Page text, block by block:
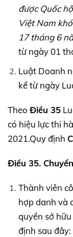
được Quốc
Việt Nam
17 tháng 6
từ ngày 01
Luật Doanh
kể từ ngày
Theo Điều 35
có hiệu lực thi
2021.Quy định
Điều 35.
Thành viên
hợp danh và
quyền sở
định sau đây: